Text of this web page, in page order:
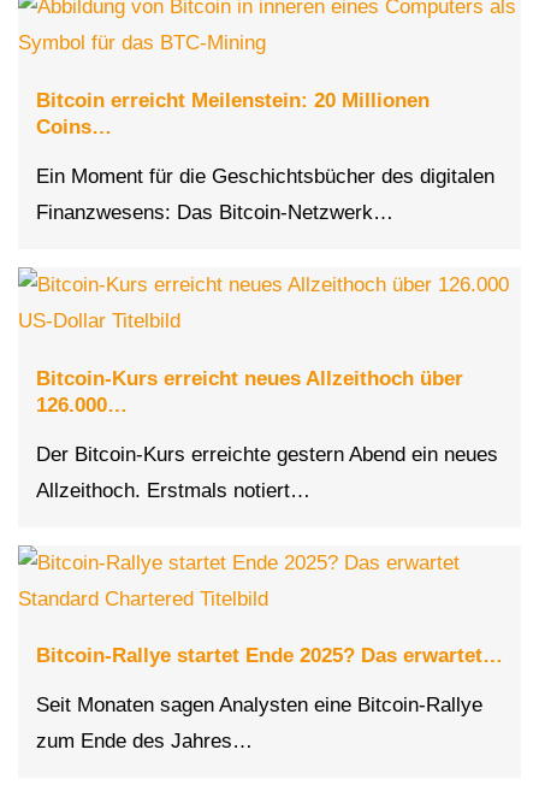
Bitcoin erreicht Meilenstein: 20 Millionen
Coins…
Ein Moment für die Geschichtsbücher des digitalen
Finanzwesens: Das Bitcoin-Netzwerk…
Bitcoin-Kurs erreicht neues Allzeithoch über
126.000…
Der Bitcoin-Kurs erreichte gestern Abend ein neues
Allzeithoch. Erstmals notiert…
Bitcoin-Rallye startet Ende 2025? Das erwartet…
Seit Monaten sagen Analysten eine Bitcoin-Rallye
zum Ende des Jahres…